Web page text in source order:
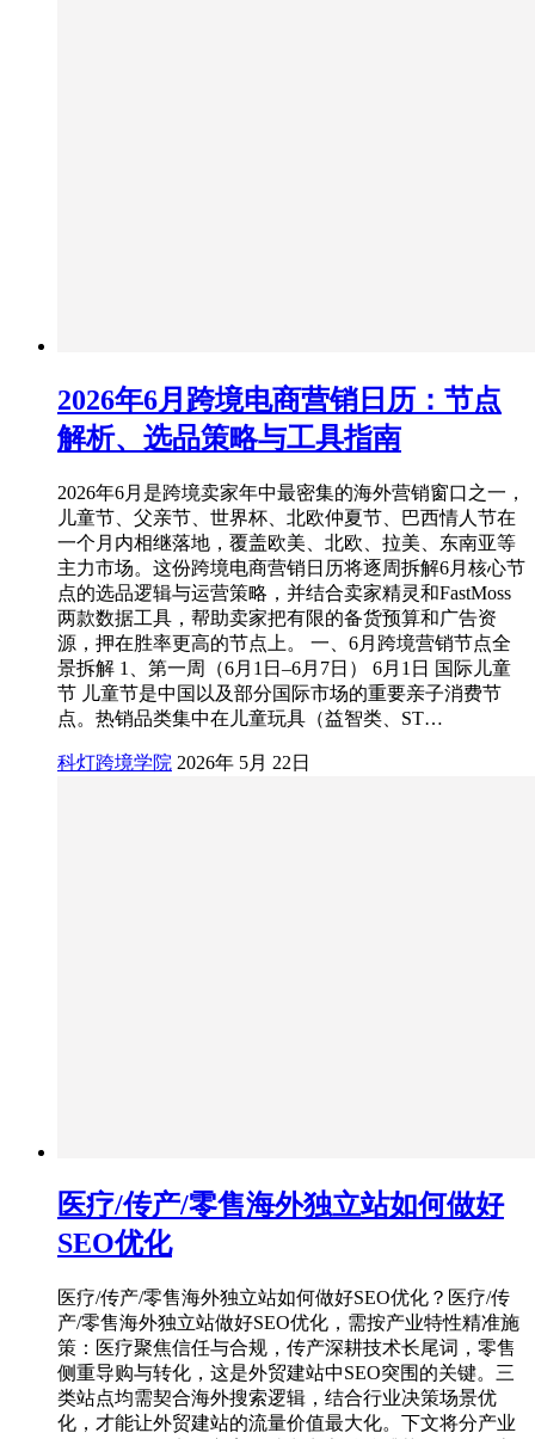
2026年6月跨境电商营销日历：节点
解析、选品策略与工具指南
2026年6月是跨境卖家年中最密集的海外营销窗口之一，
儿童节、父亲节、世界杯、北欧仲夏节、巴西情人节在
一个月内相继落地，覆盖欧美、北欧、拉美、东南亚等
主力市场。这份跨境电商营销日历将逐周拆解6月核心节
点的选品逻辑与运营策略，并结合卖家精灵和FastMoss
两款数据工具，帮助卖家把有限的备货预算和广告资
源，押在胜率更高的节点上。 一、6月跨境营销节点全
景拆解 1、第一周（6月1日–6月7日） 6月1日 国际儿童
节 儿童节是中国以及部分国际市场的重要亲子消费节
点。热销品类集中在儿童玩具（益智类、ST…
科灯跨境学院 2026年 5月 22日
医疗/传产/零售海外独立站如何做好
SEO优化
医疗/传产/零售海外独立站如何做好SEO优化？医疗/传
产/零售海外独立站做好SEO优化，需按产业特性精准施
策：医疗聚焦信任与合规，传产深耕技术长尾词，零售
侧重导购与转化，这是外贸建站中SEO突围的关键。三
类站点均需契合海外搜索逻辑，结合行业决策场景优
化，才能让外贸建站的流量价值最大化。下文将分产业